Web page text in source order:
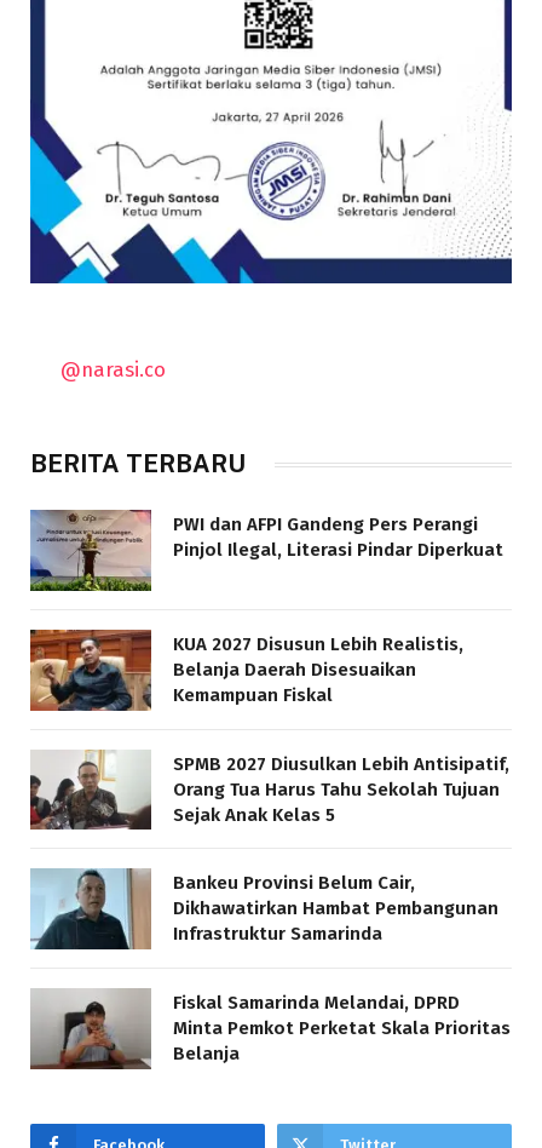
@narasi.co
BERITA TERBARU
PWI dan AFPI Gandeng Pers Perangi
Pinjol Ilegal, Literasi Pindar Diperkuat
KUA 2027 Disusun Lebih Realistis,
Belanja Daerah Disesuaikan
Kemampuan Fiskal
SPMB 2027 Diusulkan Lebih Antisipatif,
Orang Tua Harus Tahu Sekolah Tujuan
Sejak Anak Kelas 5
Bankeu Provinsi Belum Cair,
Dikhawatirkan Hambat Pembangunan
Infrastruktur Samarinda
Fiskal Samarinda Melandai, DPRD
Minta Pemkot Perketat Skala Prioritas
Belanja